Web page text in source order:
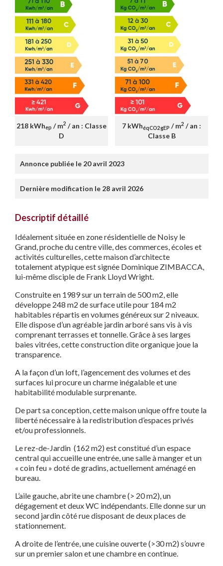
218 kWhep / m2 / an : Classe
D
7 kWhéqCO2gEP / m2 / an :
Classe B
Annonce publiée le 20 avril 2023
Dernière modification le 28 avril 2026
Descriptif détaillé
Idéalement située en zone résidentielle de Noisy le
Grand, proche du centre ville, des commerces, écoles et
activités culturelles, cette maison d’architecte
totalement atypique est signée Dominique ZIMBACCA,
lui-même disciple de Frank Lloyd Wright.
Construite en 1989 sur un terrain de 500 m2, elle
développe 248 m2 de surface utile pour 184 m2
habitables répartis en volumes généreux sur 2 niveaux.
Elle dispose d’un agréable jardin arboré sans vis à vis
comprenant terrasses et tonnelle. Grâce à ses larges
baies vitrées, cette construction dite organique joue la
transparence.
A la façon d’un loft, l’agencement des volumes et des
surfaces lui procure un charme inégalable et une
habitabilité modulable surprenante.
De part sa conception, cette maison unique offre toute la
liberté nécessaire à la redistribution d’espaces privés
et/ou professionnels.
Le rez-de-Jardin (162 m2) est constitué d’un espace
central qui accueille une entrée, une salle à manger et un
« coin feu » doté de gradins, actuellement aménagé en
bureau.
L’aile gauche, abrite une chambre (> 20 m2), un
dégagement et deux WC indépendants. Elle donne sur un
second jardin côté rue disposant de deux places de
stationnement.
A droite de l’entrée, une cuisine ouverte (>30 m2) s’ouvre
sur un premier salon et une chambre en continue.